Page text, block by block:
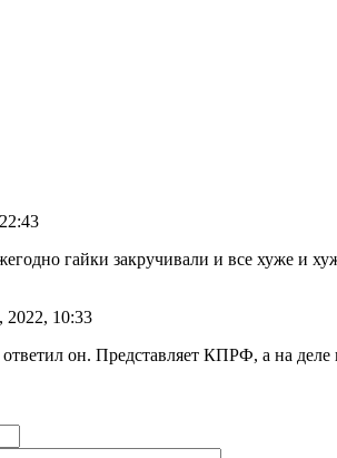
гайки закручивали и все хуже и
2022, 10:33
он. Представляет КПРФ, а на деле